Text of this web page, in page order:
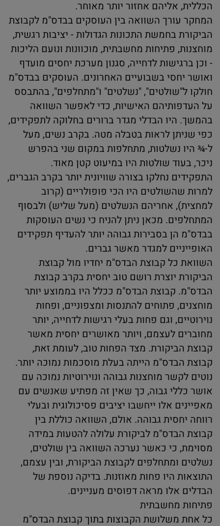
הכללית, אליהם אחזור יותר מאוחר.
המחקר עורך השוואה בין העוסקים בבדס"מ לקבוצת
הביקורת בחמשת התכונות הגדולות - יציבות רגשית,
מוחצנות, פתיחות מחשבתית, מוכוונות ונועם הליכות
- וכן ברגישות לדחייה, סגנון מערכת יחסים מועדף
ואושר יחסי בשבועיים האחרונים. העוסקים בבדס"מ
חולקו ל"שולטים", "נשלטים" ו"מתחלפים", בהתבסס
על העדפותיהם האישיות, כדי לאפשר השוואה
בהמשך. היו הבדלי מגדר ברורים בחלוקה לתפקידים,
כפי שניתן לראות בטבלה מטה. בקרב נשים, מעל
ל-¾ היו נשלטות, מתחלפות במקום שני בהפרש
ניכר, בעוד שולטות היו במיעוט קטן מאוד.
התפקידים נחלקו בצורה שוויונית יותר בקרב הגברים,
למרות שהשולטים היו הכי פופולריים (קרוב
למחצית), אחריהם הנשלטים (מעל שליש) ולבסוף
המתחלפים. מכאן ניתן להניח כי נשים העוסקות
בבדס"מ הן בסבירות גבוהה יותר להעדיף תפקידים
האופייניים למגדר מאשר גברים.
השוואת כל קבוצת הבדס"מ יחדיו מול קבוצת
הביקורת יוצרת רושם טוב יחסית בקרב קבוצת
הבדס"מ. קבוצת הבדס"מ ככלל היו בממוצע יותר
מוחצנים, פתוחים להתנסות ומצפוניים, ופחות
נוירוטיים, וגם פחות בעלי רגישות לדחייה, יותר
מחוברים לעצמם, ויותר מאושרים יחסית מאשר
קבוצת הביקורת. מצד הפחות טוב, לעומת זאת,
קבוצת הבדס"מ הייתה בעלת מוסכמות נמוכה יותר.
נוטים לקשר מוחצנות גבוהה ונוירוטיות נמוכה עם
אושר כללי גבוה, כך שאין זה מפתיע שאנשים עם
מאפיינים אלו ייחשבו יציבים פסיכולוגית ובעלי
רווחה יחסית גבוהה. אולם, השוואה כוללת בין
קבוצת הבדס"מ לביקורת עלולה להטעות במידה
מסוימת, כי כאשר נערכה השוואה בין שולטים,
נשלטים ומתחלפים לקבוצת הביקורת, ובין עצמם,
התוצאות היו פחות מאוזנות. בדיקה נוספת של
הבדלים אלו מראה דפוסים מעניינים.
פתיחות מחשבתית
כל אחת משלושת הקבוצות בתוך קבוצת הבדס"מ